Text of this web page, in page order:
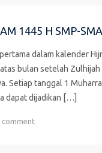
1445 H SMP-
dalam kalender
bulan setelah
Setiap tanggal 1
dapat dijadikan […]
comment